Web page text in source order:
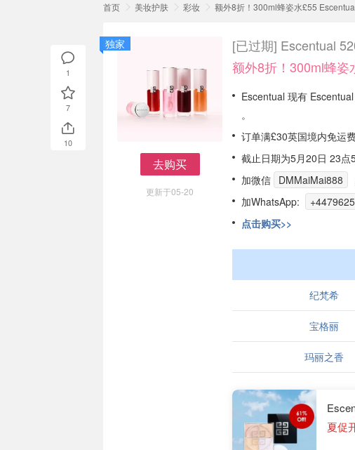
首页 美妆护肤 彩妆 额外8折！300ml蜂姿水£55
去购买
更新于05-20
独家 [已过期] Escentual
额外8折！300ml蜂姿
Escentual 现有
。
订单满£30英国境内免运费
截止日期为5月20日 23点
加微信 DMMaiMai888
加WhatsApp:
点击购买>>
纪梵希
宝格丽
玛丽之香
夏促
1
7
10